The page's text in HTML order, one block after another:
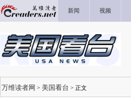
新闻 视频
万维读者网 > 美国看台 > 正文